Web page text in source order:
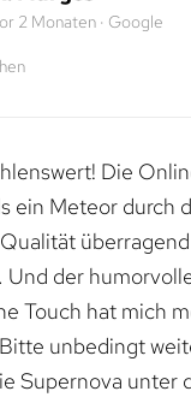
2 Monaten · Google
Die
ein Meteor durch
der
Touch hat mich
unbedingt
Supernova unter